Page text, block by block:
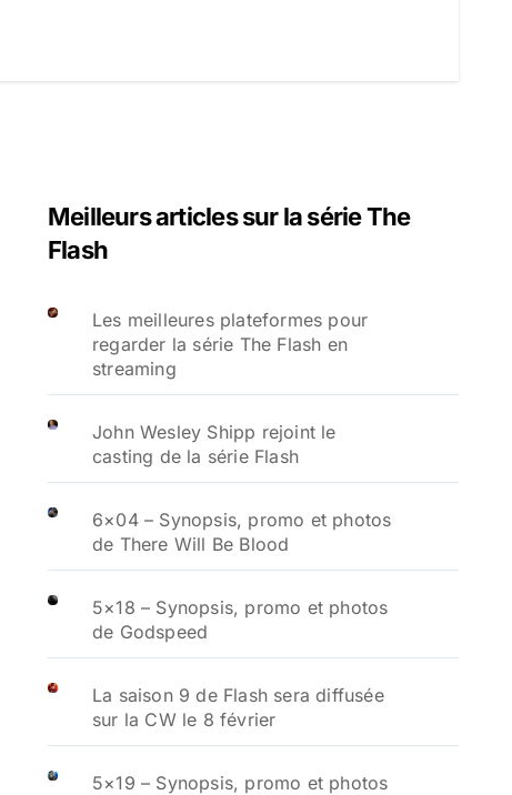
Meilleurs articles sur la série The
Flash
Les meilleures plateformes pour
regarder la série The Flash en
streaming
John Wesley Shipp rejoint le
casting de la série Flash
6×04 – Synopsis, promo et photos
de There Will Be Blood
5×18 – Synopsis, promo et photos
de Godspeed
La saison 9 de Flash sera diffusée
sur la CW le 8 février
5×19 – Synopsis, promo et photos